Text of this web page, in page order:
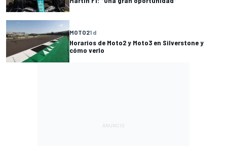
MOTO21 d
Horarios de Moto2 y Moto3 en Silverstone y
cómo verlo